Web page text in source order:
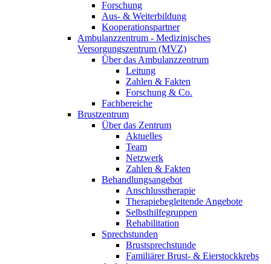
Forschung
Aus- & Weiterbildung
Kooperationspartner
Ambulanzzentrum - Medizinisches
Versorgungszentrum (MVZ)
Über das Ambulanzzentrum
Leitung
Zahlen & Fakten
Forschung & Co.
Fachbereiche
Brustzentrum
Über das Zentrum
Aktuelles
Team
Netzwerk
Zahlen & Fakten
Behandlungsangebot
Anschlusstherapie
Therapiebegleitende Angebote
Selbsthilfegruppen
Rehabilitation
Sprechstunden
Brustsprechstunde
Familiärer Brust- & Eierstockkrebs